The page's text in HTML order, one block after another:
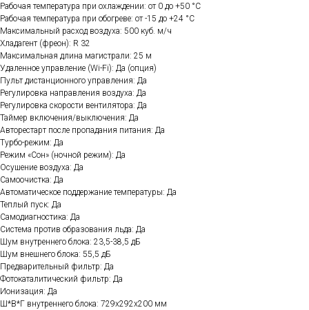
Рабочая температура при охлаждении: от 0 до +50 °C
Рабочая температура при обогреве: от -15 до +24 °C
Максимальный расход воздуха: 500 куб. м/ч
Хладагент (фреон): R 32
Максимальная длина магистрали: 25 м
Удаленное управление (Wi-Fi): Да (опция)
Пульт дистанционного управления: Да
Регулировка направления воздуха: Да
Регулировка скорости вентилятора: Да
Таймер включения/выключения: Да
Авторестарт после пропадания питания: Да
Турбо-режим: Да
Режим «Сон» (ночной режим): Да
Осушение воздуха: Да
Самоочистка: Да
Автоматическое поддержание температуры: Да
Теплый пуск: Да
Самодиагностика: Да
Система против образования льда: Да
Шум внутреннего блока: 23,5-38,5 дБ
Шум внешнего блока: 55,5 дБ
Предварительный фильтр: Да
Фотокаталитический фильтр: Да
Ионизация: Да
Ш*В*Г внутреннего блока: 729x292x200 мм